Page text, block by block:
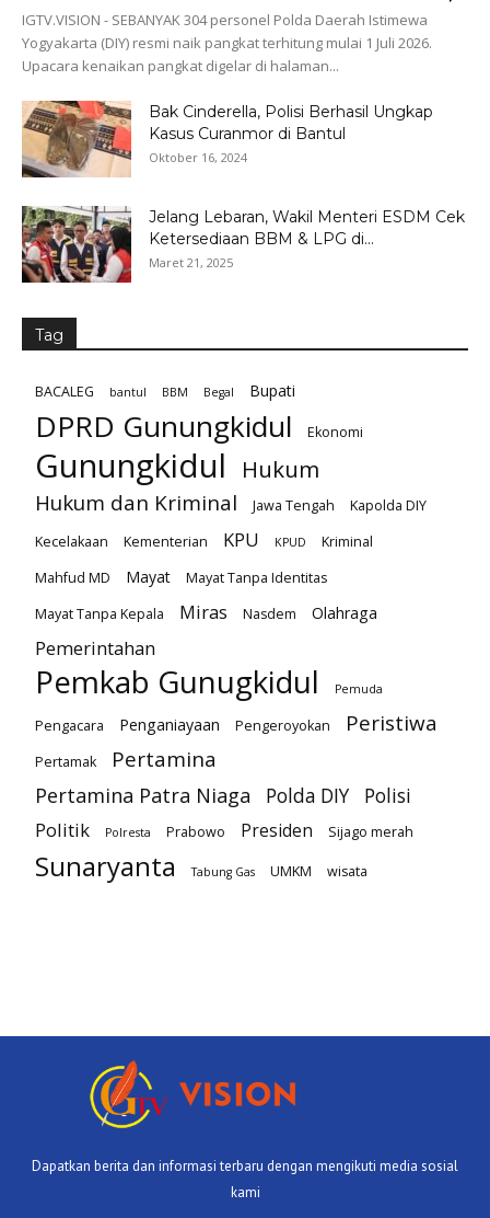
IGTV.VISION - SEBANYAK 304 personel Polda Daerah Istimewa
Yogyakarta (DIY) resmi naik pangkat terhitung mulai 1 Juli 2026.
Upacara kenaikan pangkat digelar di halaman...
Bak Cinderella, Polisi Berhasil Ungkap
Kasus Curanmor di Bantul
Oktober 16, 2024
Jelang Lebaran, Wakil Menteri ESDM Cek
Ketersediaan BBM & LPG di...
Maret 21, 2025
Tag
BACALEG bantul BBM Begal Bupati
DPRD Gunungkidul Ekonomi
Gunungkidul Hukum
Hukum dan Kriminal Jawa Tengah
Kapolda DIY
Kecelakaan
Kementerian KPU KPUD
Kriminal
Mahfud MD
Mayat
Mayat Tanpa Identitas
Mayat Tanpa Kepala
Miras Nasdem Olahraga
Pemerintahan
Pemkab Gunugkidul Pemuda
Pengacara Penganiayaan Pengeroyokan Peristiwa
Pertamak Pertamina
Pertamina Patra Niaga Polda DIY
Polisi
Politik
Polresta Prabowo Presiden Sijago merah
Sunaryanta Tabung Gas UMKM wisata
Dapatkan berita dan informasi terbaru dengan mengikuti media sosial
kami